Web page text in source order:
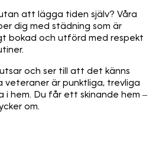
att lägga tiden själv? Våra
dig med städning som är
bokad och utförd med respekt
och ser till att det känns
veteraner är punktliga, trevliga
hem. Du får ett skinande hem –
om.